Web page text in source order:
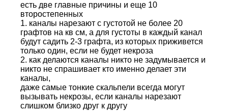
есть две главные причины и еще 10
второстепенных
1. каналы нарезают с густотой не более 20
графтов на кв см, а для густоты в каждый канал
будут садить 2-3 графта, из которых приживется
только один, если не будет некроза
2. как делаются каналы никто не задумывается и
никто не спрашивает кто именно делает эти
каналы,
даже самые тонкие скальпели всегда могут
вызывать некрозы, если каналы нарезают
слишком близко друг к другу